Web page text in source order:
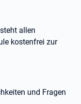
allen
kostenfrei zur
und Fragen